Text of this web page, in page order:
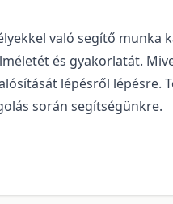
való segítő munka
és gyakorlatát.
lépésről lépésre.
során segítségünkre.